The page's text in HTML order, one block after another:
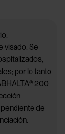
visado. Se
por lo tanto
200
de